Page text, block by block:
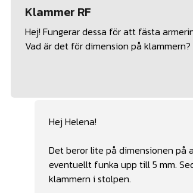
Klammer RF
Hej! Fungerar dessa för att fästa
Vad är det för dimension på klammern?
Hej Helena!
Det beror lite på dimensionen på
eventuellt funka upp till 5 mm.
klammern i stolpen.